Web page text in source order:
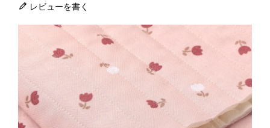
レビューを書く